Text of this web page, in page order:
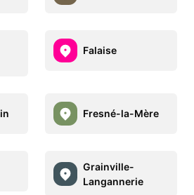
Falaise
Fresné-la-Mère
Grainville-
Langannerie